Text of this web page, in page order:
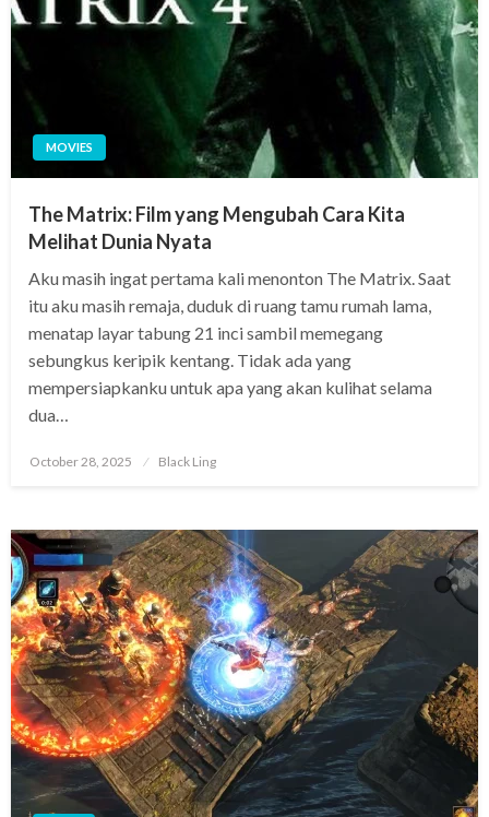
MOVIES
The Matrix: Film yang Mengubah Cara Kita
Melihat Dunia Nyata
Aku masih ingat pertama kali menonton The Matrix. Saat
itu aku masih remaja, duduk di ruang tamu rumah lama,
menatap layar tabung 21 inci sambil memegang
sebungkus keripik kentang. Tidak ada yang
mempersiapkanku untuk apa yang akan kulihat selama
dua…
Posted
October 28, 2025 Black Ling